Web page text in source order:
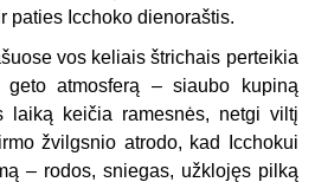
paties Icchoko dienoraštis.
vos keliais štrichais perteikia
atmosferą – siaubo kupiną
laiką keičia ramesnės, netgi viltį
žvilgsnio atrodo, kad Icchokui
– rodos, sniegas, užklojęs pilką